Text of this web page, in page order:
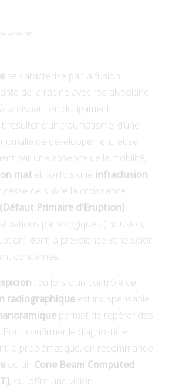
crédit DPC
se caractérise par la fusion
de la racine avec l’os alvéolaire,
la disparition du ligament
résulter d’un traumatisme, d’une
de développement, et se
par une absence de la mobilité,
mat et parfois une infraclusion
de suivre la croissance
Défaut Primaire d’Eruption)
pathologiques (inclusion,
dont la prévalence varie selon
concernée.
(ou lors d’un contrôle de
radiographique est indispensable.
permet de repérer des
Pour confirmer le diagnostic et
la problématique, on recommande
ou un Cone Beam Computed
, qui offre une vision